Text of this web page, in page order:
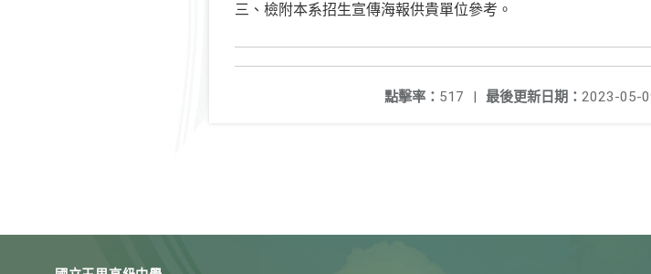
三、檢附本系招生宣傳海報供貴單位參考。
最後更新日期： 2023-05-
點擊率： 517 |